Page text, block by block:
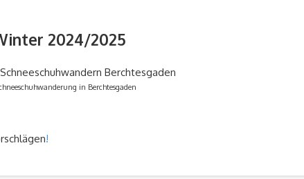
2024/2025
in Berchtesgaden
!